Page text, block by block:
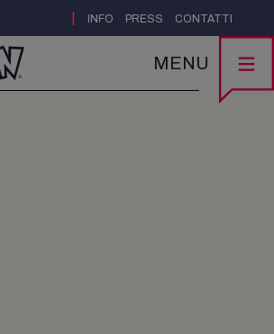
INFO PRESS CONTATTI
MENU